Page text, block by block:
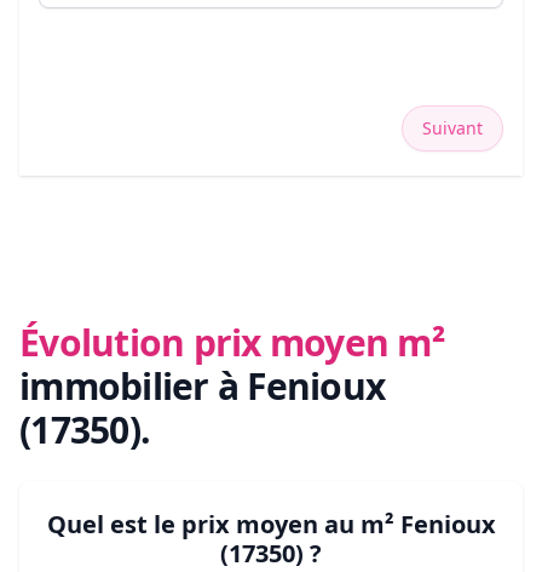
Suivant
Évolution prix moyen m²
immobilier à Fenioux
(17350).
Quel est le prix moyen au m² Fenioux
(17350) ?